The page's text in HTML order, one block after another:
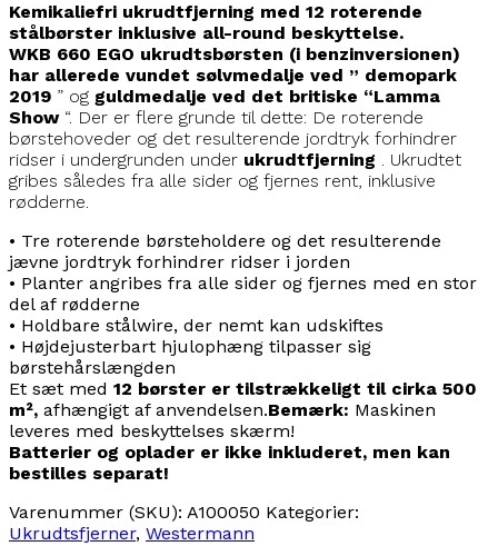
Kemikaliefri ukrudtfjerning med 12 roterende
stålbørster inklusive all-round beskyttelse.
WKB 660 EGO ukrudtsbørsten (i benzinversionen)
har allerede vundet sølvmedalje ved ” demopark
2019 ” og guldmedalje ved det britiske “Lamma
Show“. Der er flere grunde til dette: De roterende
børstehoveder og det resulterende jordtryk forhindrer
ridser i undergrunden under ukrudtfjerning . Ukrudtet
gribes således fra alle sider og fjernes rent, inklusive
rødderne.
• Tre roterende børsteholdere og det resulterende
jævne jordtryk forhindrer ridser i jorden
• Planter angribes fra alle sider og fjernes med en stor
del af rødderne
• Holdbare stålwire, der nemt kan udskiftes
• Højdejusterbart hjulophæng tilpasser sig
børstehårslængden
Et sæt med 12 børster er tilstrækkeligt til cirka 500
m², afhængigt af anvendelsen.Bemærk: Maskinen
leveres med beskyttelses skærm!
Batterier og oplader er ikke inkluderet, men kan
bestilles separat!
Varenummer (SKU): A100050 Kategorier:
Ukrudtsfjerner, Westermann